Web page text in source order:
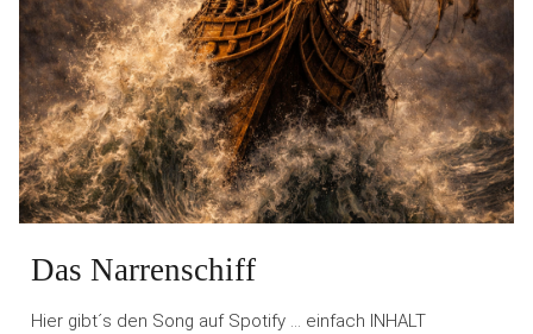
Das Narrenschiff
Hier gibt´s den Song auf Spotify … einfach INHALT